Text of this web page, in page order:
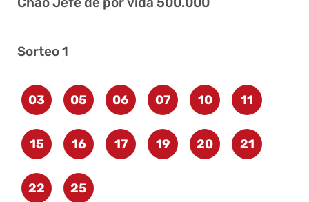
Sorteo 1
03 05 06 07 10 11
15 16 17 19 20 21
22 25